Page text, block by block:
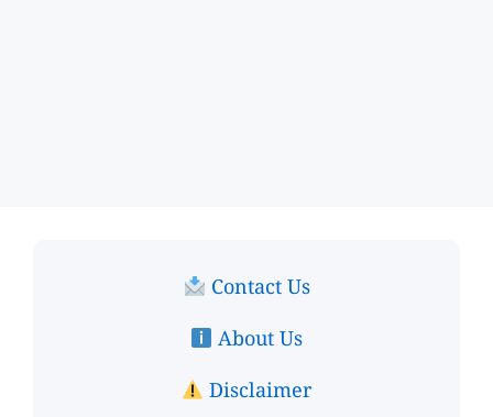
Contact Us
About Us
Disclaimer